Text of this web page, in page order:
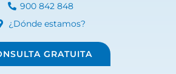
900 842 848
¿Dónde estamos?
GRATUITA